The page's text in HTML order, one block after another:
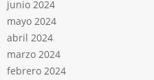
junio 2024
mayo 2024
abril 2024
marzo 2024
febrero 2024